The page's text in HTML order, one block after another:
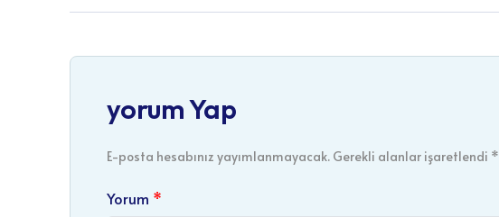
yorum Yap
E-posta hesabınız yayımlanmayacak. Gerekli alanlar işaretlendi *
Yorum